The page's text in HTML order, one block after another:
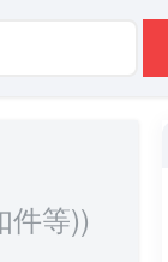
件等))